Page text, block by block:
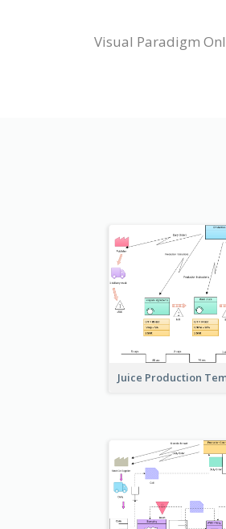
Visual Paradigm
Juice Production